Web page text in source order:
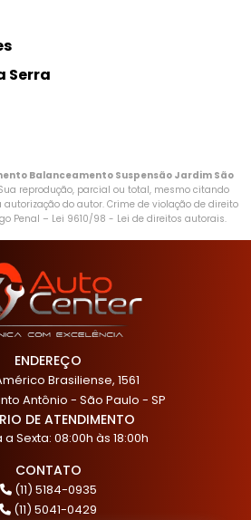
Serra
Balanceamento Suspensão Jardim São
reprodução, parcial ou total, mesmo citando
do autor. Crime de violação de direito
Penal – Lei 9610/98 - Lei de direitos autorais.
ENDEREÇO
Brasiliense, 1561
Antônio - São Paulo - SP
DE ATENDIMENTO
Sexta: 08:00h às 18:00h
CONTATO
(11) 5184-0935
(11) 5041-0429